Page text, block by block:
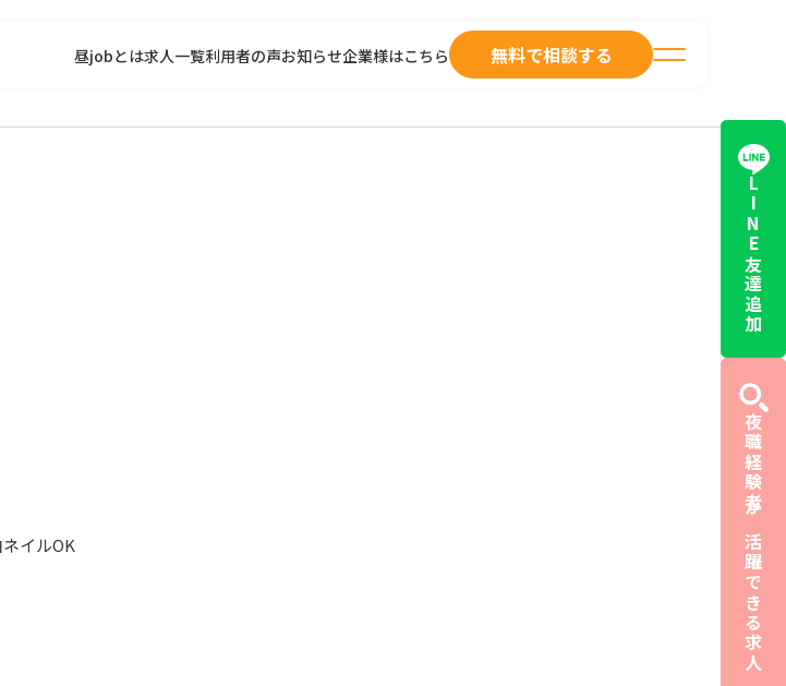
昼jobとは求人一覧利用者の声お知らせ企業様はこちら 無料で相談する
LINE友達追加
夜職経験者が活躍できる求人
ネイルOK